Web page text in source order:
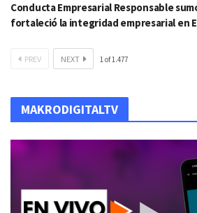
Conducta Empresarial Responsable
fortaleció la integridad empresarial en
PREV NEXT 1of1.477
MAKRODIGITALTV